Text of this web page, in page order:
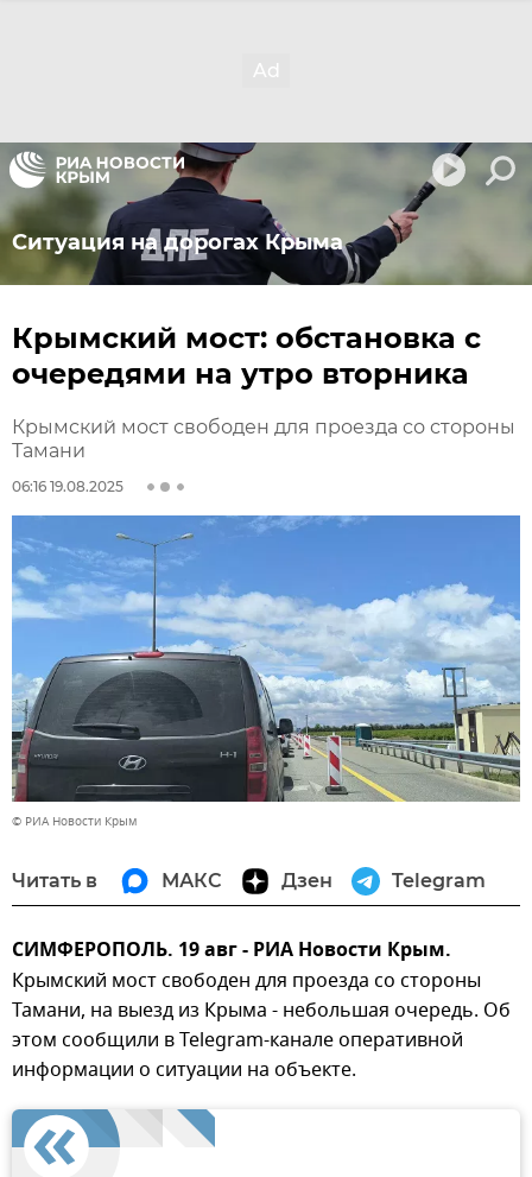
Ситуация на дорогах Крыма
Крымский мост: обстановка с
очередями на утро вторника
Крымский мост свободен для проезда со стороны
Тамани
06:16 19.08.2025
© РИА Новости Крым
Читать в МАКС Дзен Telegram
СИМФЕРОПОЛЬ. 19 авг - РИА Новости Крым.
Крымский мост свободен для проезда со стороны
Тамани, на выезд из Крыма - небольшая очередь. Об
этом сообщили в Telegram-канале оперативной
информации о ситуации на объекте.